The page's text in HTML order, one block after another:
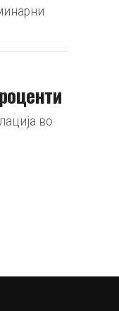
во